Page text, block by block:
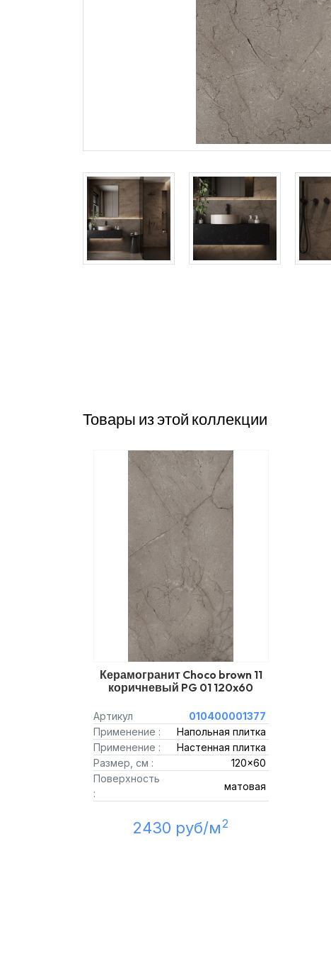
Товары из этой коллекции
Керамогранит Choco brown 11
коричневый PG 01 120x60
Артикул
010400001377
Применение :
Напольная плитка
Применение :
Настенная плитка
Размер, см :
120x60
Поверхность
:
матовая
2430 руб/м2